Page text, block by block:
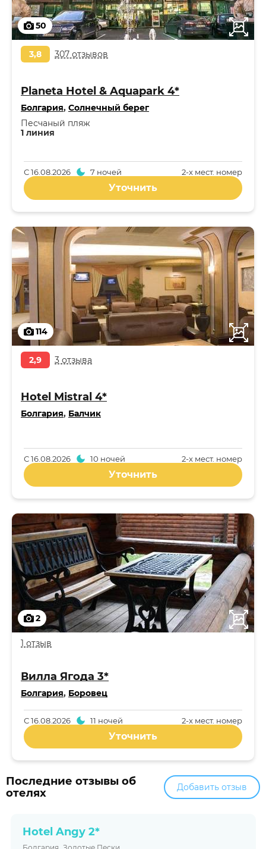
50
3,8 307 отзывов
Planeta Hotel & Aquapark 4*
Болгария, Солнечный берег
1 линия
Песчаный пляж
2-x мест. номер
С16.08.2026 7 ночей
Уточнить
114
2,9 3 отзыва
Hotel Mistral 4*
Болгария, Балчик
2-x мест. номер
С16.08.2026 10 ночей
Уточнить
2
1 отзыв
Вилла Ягода 3*
Болгария, Боровец
2-x мест. номер
С16.08.2026 11 ночей
Уточнить
Последние отзывы об
отелях
Добавить отзыв
Hotel Angy 2*